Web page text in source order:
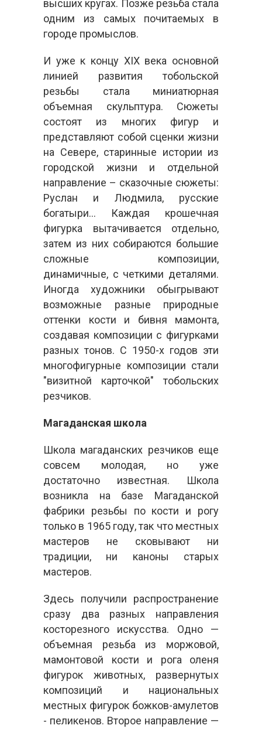
высших кругах. Позже резьба стала
одним из самых почитаемых в
городе промыслов.
И уже к концу XIX века основной
линией развития тобольской
резьбы стала миниатюрная
объемная скульптура. Сюжеты
состоят из многих фигур и
представляют собой сценки жизни
на Севере, старинные истории из
городской жизни и отдельной
направление – сказочные сюжеты:
Руслан и Людмила, русские
богатыри… Каждая крошечная
фигурка вытачивается отдельно,
затем из них собираются большие
сложные композиции,
динамичные, с четкими деталями.
Иногда художники обыгрывают
возможные разные природные
оттенки кости и бивня мамонта,
создавая композиции с фигурками
разных тонов. С 1950-х годов эти
многофигурные композиции стали
"визитной карточкой" тобольских
резчиков.
Магаданская школа
Школа магаданских резчиков еще
совсем молодая, но уже
достаточно известная. Школа
возникла на базе Магаданской
фабрики резьбы по кости и рогу
только в 1965 году, так что местных
мастеров не сковывают ни
традиции, ни каноны старых
мастеров.
Здесь получили распространение
сразу два разных направления
косторезного искусства. Одно —
объемная резьба из моржовой,
мамонтовой кости и рога оленя
фигурок животных, развернутых
композиций и национальных
местных фигурок божков-амулетов
- пеликенов. Второе направление —